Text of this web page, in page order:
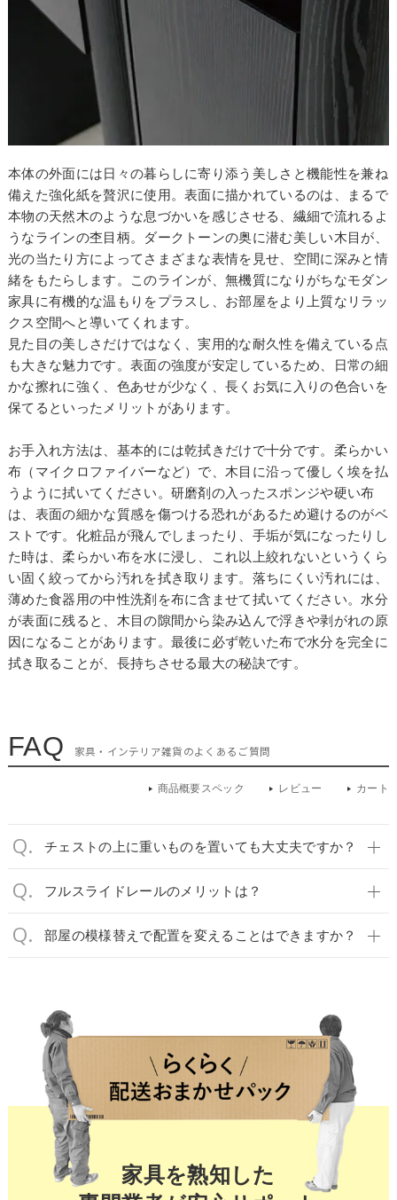
本体の外面には日々の暮らしに寄り添う美しさと機能性を兼ね
備えた強化紙を贅沢に使用。表面に描かれているのは、まるで
本物の天然木のような息づかいを感じさせる、繊細で流れるよ
うなラインの杢目柄。ダークトーンの奥に潜む美しい木目が、
光の当たり方によってさまざまな表情を見せ、空間に深みと情
緒をもたらします。このラインが、無機質になりがちなモダン
家具に有機的な温もりをプラスし、お部屋をより上質なリラッ
クス空間へと導いてくれます。
見た目の美しさだけではなく、実用的な耐久性を備えている点
も大きな魅力です。表面の強度が安定しているため、日常の細
かな擦れに強く、色あせが少なく、長くお気に入りの色合いを
保てるといったメリットがあります。
お手入れ方法は、基本的には乾拭きだけで十分です。柔らかい
布（マイクロファイバーなど）で、木目に沿って優しく埃を払
うように拭いてください。研磨剤の入ったスポンジや硬い布
は、表面の細かな質感を傷つける恐れがあるため避けるのがベ
ストです。化粧品が飛んでしまったり、手垢が気になったりし
た時は、柔らかい布を水に浸し、これ以上絞れないというくら
い固く絞ってから汚れを拭き取ります。落ちにくい汚れには、
薄めた食器用の中性洗剤を布に含ませて拭いてください。水分
が表面に残ると、木目の隙間から染み込んで浮きや剥がれの原
因になることがあります。最後に必ず乾いた布で水分を完全に
拭き取ることが、長持ちさせる最大の秘訣です。
FAQ 家具・インテリア雑貨のよくあるご質問
商品概要スペック レビュー カート
チェストの上に重いものを置いても大丈夫ですか？
フルスライドレールのメリットは？
部屋の模様替えで配置を変えることはできますか？
家具を熟知した